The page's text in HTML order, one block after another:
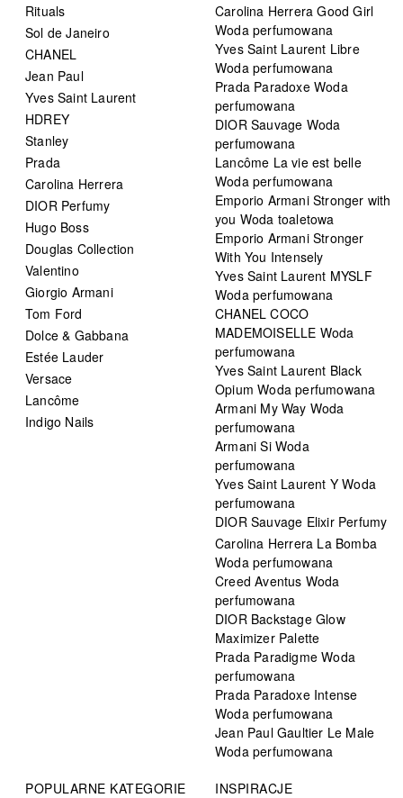
Rituals
Sol de Janeiro
CHANEL
Jean Paul
Yves Saint Laurent
HDREY
Stanley
Prada
Carolina Herrera
DIOR Perfumy
Hugo Boss
Douglas Collection
Valentino
Giorgio Armani
Tom Ford
Dolce & Gabbana
Estée Lauder
Versace
Lancôme
Indigo Nails
Carolina Herrera Good Girl
Woda perfumowana
Yves Saint Laurent Libre
Woda perfumowana
Prada Paradoxe Woda
perfumowana
DIOR Sauvage Woda
perfumowana
Lancôme La vie est belle
Woda perfumowana
Emporio Armani Stronger with
you Woda toaletowa
Emporio Armani Stronger
With You Intensely
Yves Saint Laurent MYSLF
Woda perfumowana
CHANEL COCO
MADEMOISELLE Woda
perfumowana
Yves Saint Laurent Black
Opium Woda perfumowana
Armani My Way Woda
perfumowana
Armani Si Woda
perfumowana
Yves Saint Laurent Y Woda
perfumowana
DIOR Sauvage Elixir Perfumy
Carolina Herrera La Bomba
Woda perfumowana
Creed Aventus Woda
perfumowana
DIOR Backstage Glow
Maximizer Palette
Prada Paradigme Woda
perfumowana
Prada Paradoxe Intense
Woda perfumowana
Jean Paul Gaultier Le Male
Woda perfumowana
POPULARNE KATEGORIE
INSPIRACJE